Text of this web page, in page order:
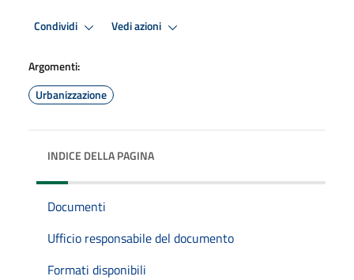
Condividi Vedi azioni
Argomenti:
Urbanizzazione
INDICE DELLA PAGINA
Documenti
Ufficio responsabile del documento
Formati disponibili